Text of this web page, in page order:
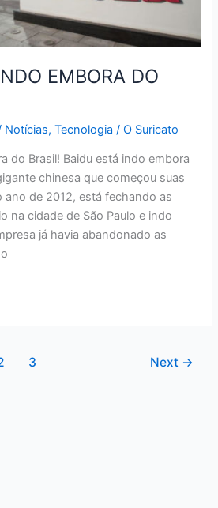
EMBORA DO
Notícias,Tecnologia /O Suricato
do Brasil! Baidu está indo embora
chinesa que começou suas
ano de 2012, está fechando as
na cidade de São Paulo e indo
já havia abandonado as
3 Next →